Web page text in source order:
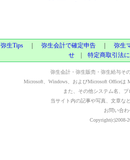
弥生Tips 弥生会計で確定申告
弥生
せ
特定商取引法
弥生会計・弥生販売・弥生給与そ
Microsoft、Windows、およびMicrosoft Office
また、その他システム名、
当サイト内の記事や写真、文章な
お問い合わ
Copyright(c)2008-